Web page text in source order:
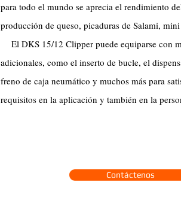
para todo el mundo se aprecia el rendimiento
producción de queso, picaduras de Salami,
El DKS 15/12 Clipper puede equiparse con
adicionales, como el inserto de bucle, el
freno de caja neumático y muchos más para
requisitos en la aplicación y también en la
Contáctenos